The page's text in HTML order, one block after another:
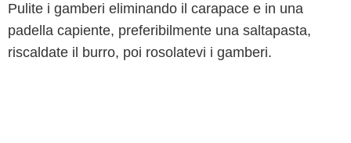
Pulite i gamberi eliminando il carapace e in una
padella capiente, preferibilmente una saltapasta,
riscaldate il burro, poi rosolatevi i gamberi.